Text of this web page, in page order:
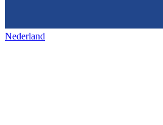
Nederland